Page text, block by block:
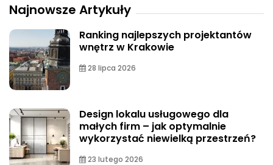
Najnowsze Artykuły
Ranking najlepszych projektantów
wnętrz w Krakowie
28 lipca 2026
Design lokalu usługowego dla
małych firm – jak optymalnie
wykorzystać niewielką przestrzeń?
23 lutego 2026